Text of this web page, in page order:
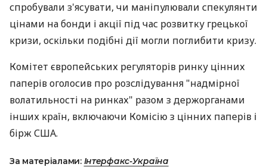
спробували з'ясувати, чи маніпулювали спекулянти
цінами на бонди і акції під час розвитку грецької
кризи, оскільки подібні дії могли поглибити кризу.
Комітет європейських регуляторів ринку цінних
паперів оголосив про розслідування "надмірної
волатильності на ринках" разом з держорганами
інших країн, включаючи Комісію з цінних паперів і
бірж США.
За матеріалами: Інтерфакс-Україна